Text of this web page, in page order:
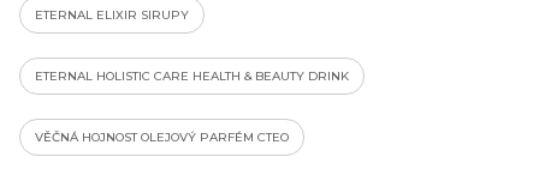
ETERNAL ELIXIR SIRUPY
ETERNAL HOLISTIC CARE HEALTH & BEAUTY DRINK
VĚČNÁ HOJNOST OLEJOVÝ PARFÉM CTEO